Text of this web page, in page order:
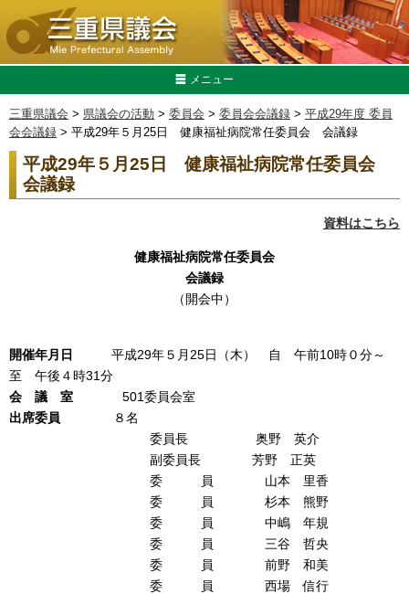
メニュー
三重県議会 > 県議会の活動 > 委員会 > 委員会会議録 > 平成29年度 委員
会会議録 > 平成29年５月25日 健康福祉病院常任委員会 会議録
平成29年５月25日 健康福祉病院常任委員会
会議録
資料はこちら
健康福祉病院常任委員会
会議録
（開会中）
開催年月日
平成29年５月25日（木） 自 午前10時０分～
至 午後４時31分
会 議 室 501委員会室
出席委員 ８名
委員長 奥野 英介
副委員長 芳野 正英
委 員 山本 里香
委 員 杉本 熊野
委 員 中嶋 年規
委 員 三谷 哲央
委 員 前野 和美
委 員 西場 信行